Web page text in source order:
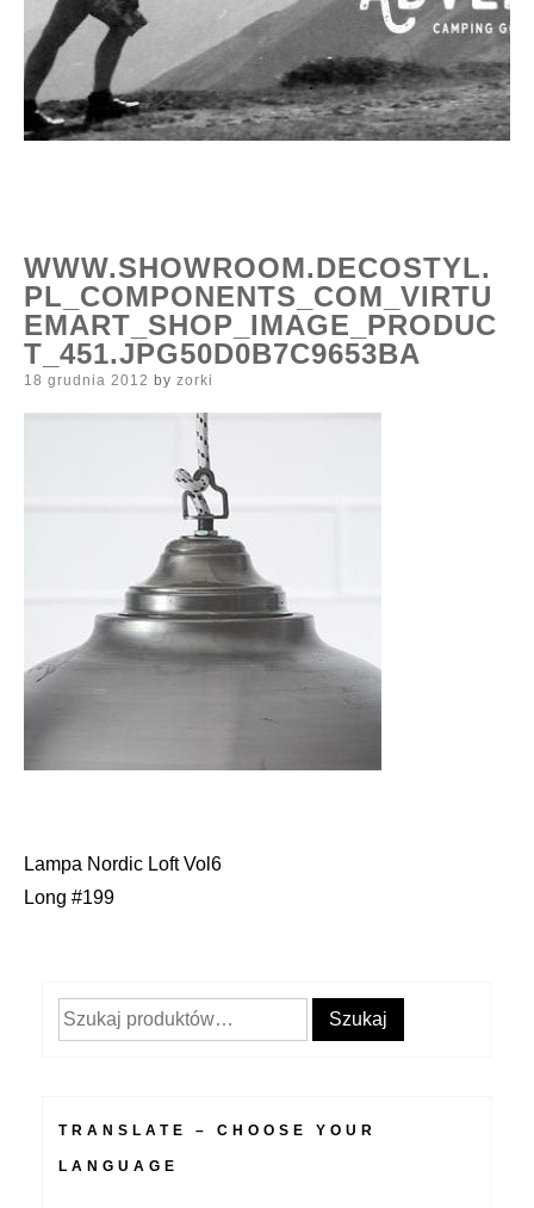
WWW.SHOWROOM.DECOSTYL.
PL_COMPONENTS_COM_VIRTU
EMART_SHOP_IMAGE_PRODUC
T_451.JPG50D0B7C9653BA
Posted
18 grudnia 2012 by zorki
Nawigacja
Lampa Nordic Loft Vol6
Long #199
Szukaj: Szukaj
TRANSLATE – CHOOSE YOUR
LANGUAGE